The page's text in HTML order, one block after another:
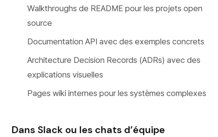
Walkthroughs de README pour les projets open
source
Documentation API avec des exemples concrets
Architecture Decision Records (ADRs) avec des
explications visuelles
Pages wiki internes pour les systèmes complexes
Dans Slack ou les chats d’équipe